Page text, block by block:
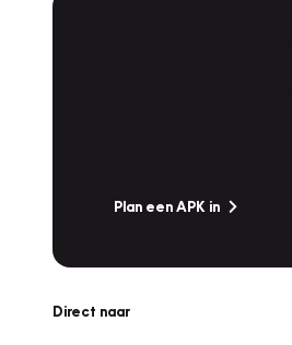
Plan een APK in
Direct naar